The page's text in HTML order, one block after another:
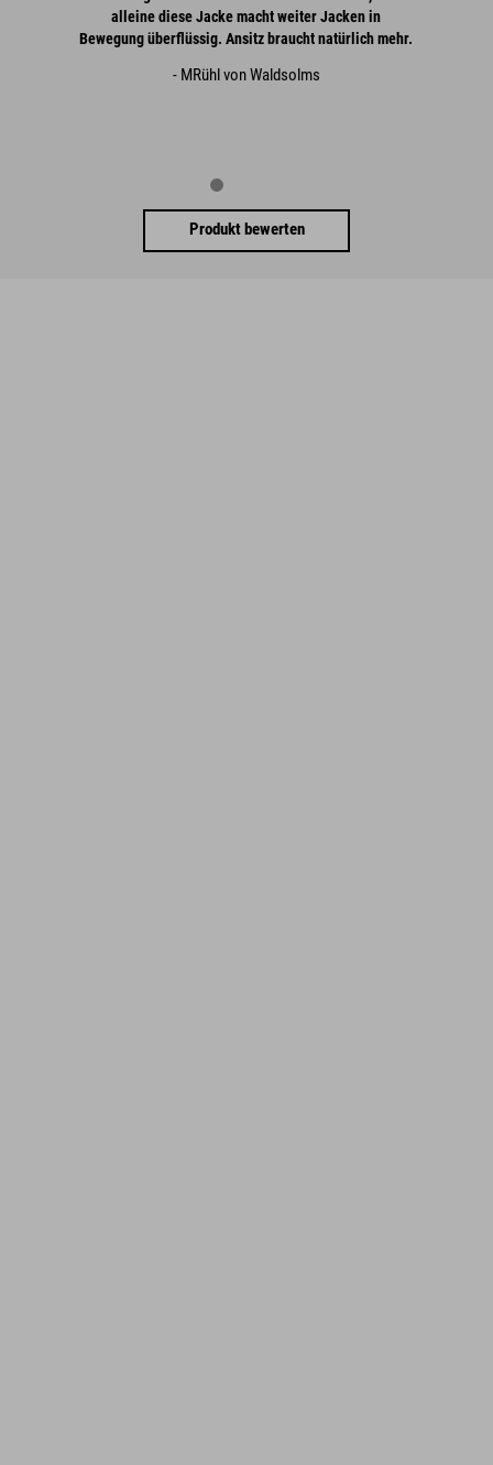
alleine diese Jacke macht weiter Jacken in
Bewegung überflüssig. Ansitz braucht natürlich mehr.
- MRühl von Waldsolms
Produkt bewerten